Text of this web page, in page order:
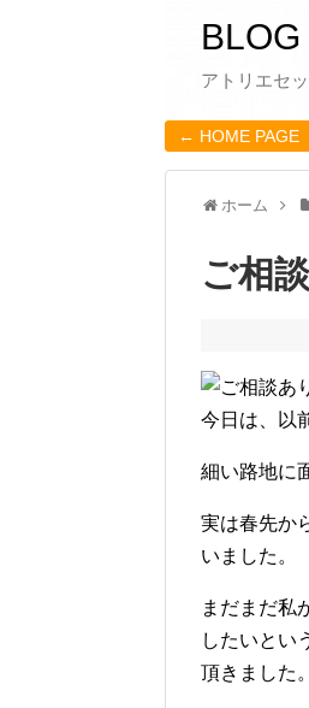
アトリエセ
← HOME PAGE
ホーム
ご相
今日は、以
細い路地に
実は春先か
いました。
まだまだ私
したいとい
頂きました。